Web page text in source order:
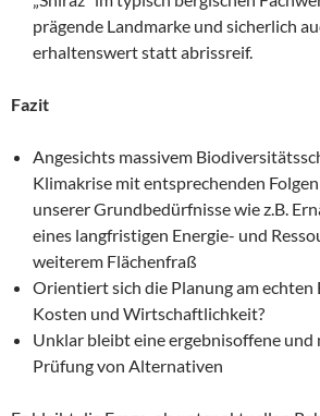
prägende Landmarke und sicherlich
erhaltenswert statt abrissreif.
Fazit
Angesichts massivem
Klimakrise mit entsprechenden
unserer Grundbedürfnisse wie z.B.
eines langfristigen Energie- und
weiterem Flächenfraß
Orientiert sich die Planung am echten
Kosten und Wirtschaftlichkeit?
Unklar bleibt eine ergebnisoffene und
Prüfung von Alternativen